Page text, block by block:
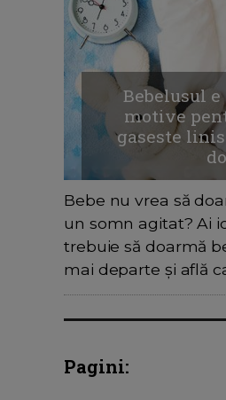
Bebelusul
motive
gaseste
Bebe nu vrea să
un somn agitat? Ai
trebuie să doarmă
mai departe și află
Pagini: